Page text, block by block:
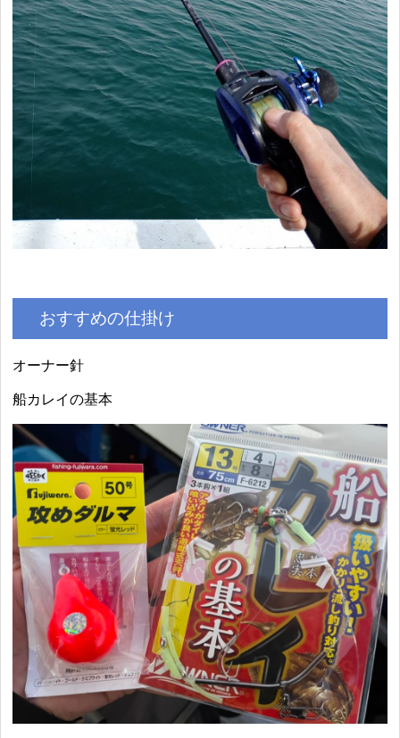
おすすめの仕掛け
オーナー針
船カレイの基本